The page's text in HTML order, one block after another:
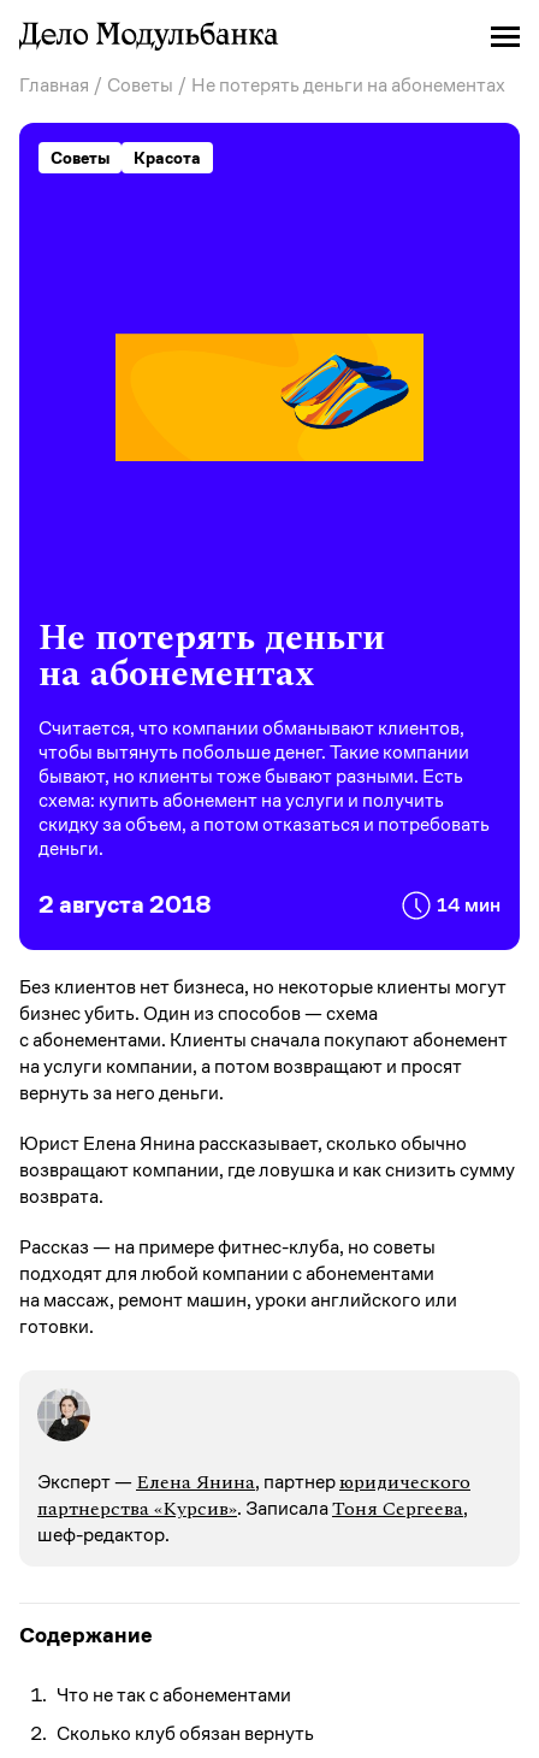
Главная / Советы / Не потерять деньги на абонементах
Советы Красота
Не потерять деньги
на абонементах
Считается, что компании обманывают клиентов,
чтобы вытянуть побольше денег. Такие компании
бывают, но клиенты тоже бывают разными. Есть
схема: купить абонемент на услуги и получить
скидку за объем, а потом отказаться и потребовать
деньги.
2 августа 2018 14 мин
Без клиентов нет бизнеса, но некоторые клиенты могут
бизнес убить. Один из способов — схема
с абонементами. Клиенты сначала покупают абонемент
на услуги компании, а потом возвращают и просят
вернуть за него деньги.
Юрист Елена Янина рассказывает, сколько обычно
возвращают компании, где ловушка и как снизить сумму
возврата.
Рассказ — на примере фитнес-клуба, но советы
подходят для любой компании с абонементами
на массаж, ремонт машин, уроки английского или
готовки.
Эксперт —Елена Янина, партнерюридического
партнерства «Курсив». ЗаписалaТоня Сергеева,
шеф-редактор.
Содержание
Что не так с абонементами
Сколько клуб обязан вернуть